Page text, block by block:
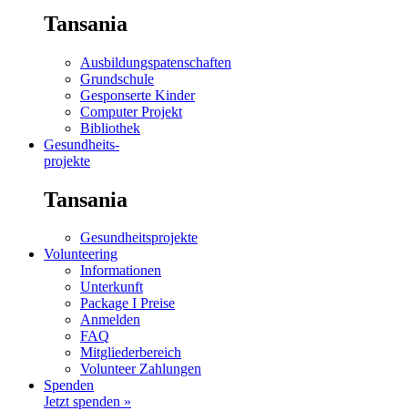
Tansania
Ausbildungspatenschaften
Grundschule
Gesponserte Kinder
Computer Projekt
Bibliothek
Gesundheits-
projekte
Tansania
Gesundheitsprojekte
Volunteering
Informationen
Unterkunft
Package I Preise
Anmelden
FAQ
Mitgliederbereich
Volunteer Zahlungen
Spenden
Jetzt spenden »